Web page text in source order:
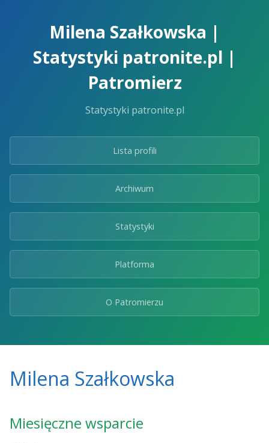
Milena Szałkowska |
Statystyki patronite.pl |
Patromierz
Statystyki patronite.pl
Lista profili
Archiwum
Statystyki
Platforma
O Patromierzu
Milena Szałkowska
Miesięczne wsparcie